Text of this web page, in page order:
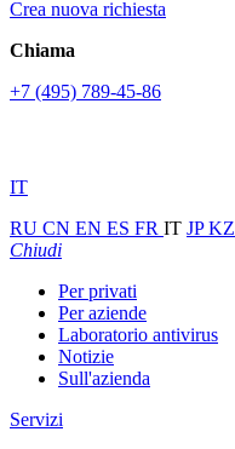
Crea nuova richiesta
Chiama
+7 (495) 789-45-86
IT
RU CN EN ES FR IT JPKZ
Chiudi
Per privati
Per aziende
Laboratorio antivirus
Notizie
Sull'azienda
Servizi